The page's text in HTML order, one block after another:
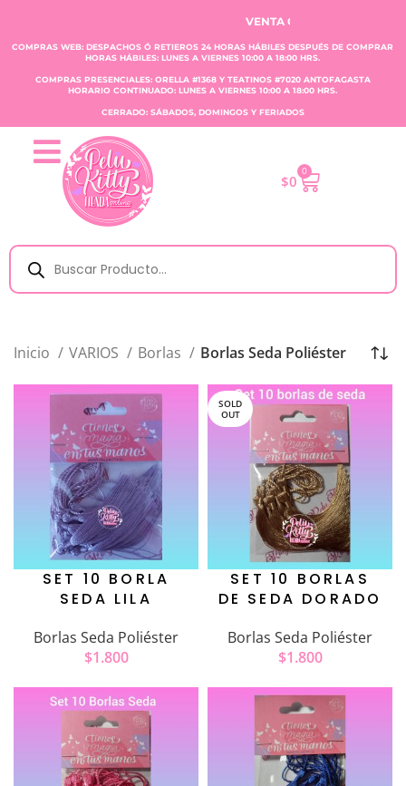
VENTA CLAUDIA TOBAR E.I.R.L.
COMPRAS WEB: DESPACHOS Ó RETIEROS 24 HORAS HÁBILES DESPUÉS DE COMPRAR
HORAS HÁBILES: LUNES A VIERNES 10:00 A 18:00 HRS.
COMPRAS PRESENCIALES: ORELLA #1368 Y TEATINOS #7020 ANTOFAGASTA
HORARIO CONTINUADO: LUNES A VIERNES 10:00 A 18:00 HRS.
CERRADO: SÁBADOS, DOMINGOS Y FERIADOS
$0
0
Inicio VARIOS Borlas Borlas Seda Poliéster
SET 10 BORLA
SEDA LILA
Borlas Seda Poliéster
$1.800
SOLD
OUT
SET 10 BORLAS
DE SEDA DORADO
Borlas Seda Poliéster
$1.800